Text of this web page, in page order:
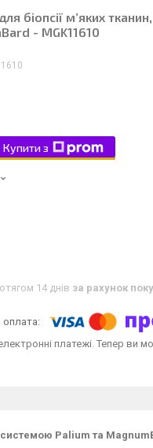
біопсії м’яких
- MGK11610
Купити з
14 днів за рахунок
платежі. Тепер ви
системою Palium та